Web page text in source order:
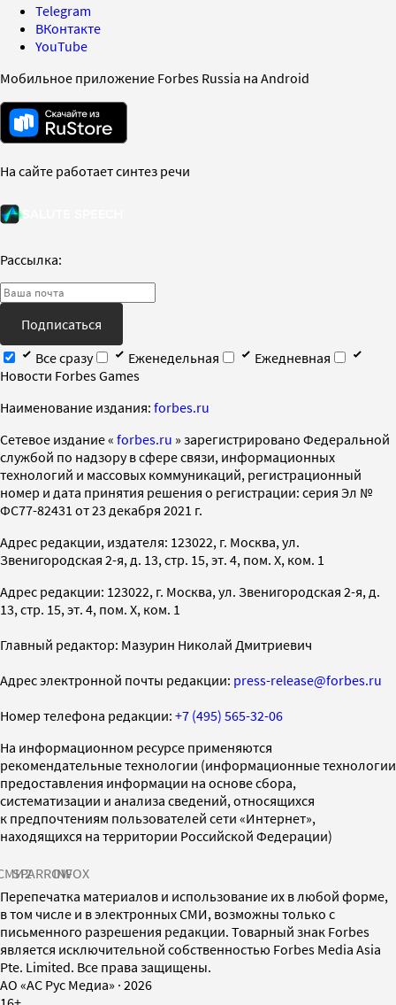
Telegram
ВКонтакте
YouTube
Мобильное приложение Forbes Russia на Android
На сайте работает синтез речи
Рассылка:
Подписаться
Все сразу
Еженедельная
Ежедневная
Новости Forbes Games
Наименование издания: forbes.ru
Cетевое издание « forbes.ru » зарегистрировано Федеральной
службой по надзору в сфере связи, информационных
технологий и массовых коммуникаций, регистрационный
номер и дата принятия решения о регистрации: серия Эл №
ФС77-82431 от 23 декабря 2021 г.
Адрес редакции, издателя: 123022, г. Москва, ул.
Звенигородская 2-я, д. 13, стр. 15, эт. 4, пом. X, ком. 1
Адрес редакции: 123022, г. Москва, ул. Звенигородская 2-я, д.
13, стр. 15, эт. 4, пом. X, ком. 1
Главный редактор: Мазурин Николай Дмитриевич
Адрес электронной почты редакции: press-release@forbes.ru
Номер телефона редакции: +7 (495) 565-32-06
На информационном ресурсе применяются
рекомендательные технологии (информационные технологии
предоставления информации на основе сбора,
систематизации и анализа сведений, относящихся
к предпочтениям пользователей сети «Интернет»,
находящихся на территории Российской Федерации)
SPARROWINFOX
Перепечатка материалов и использование их в любой форме,
в том числе и в электронных СМИ, возможны только с
письменного разрешения редакции. Товарный знак Forbes
является исключительной собственностью Forbes Media Asia
Pte. Limited. Все права защищены.
AO «АС Рус Медиа» · 2026